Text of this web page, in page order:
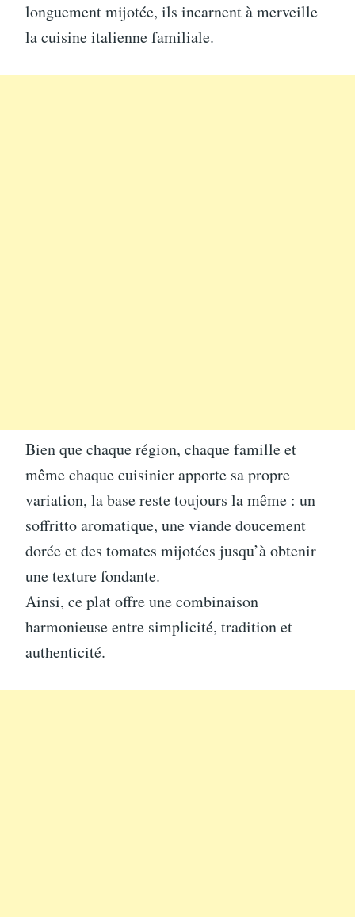
longuement mijotée, ils incarnent à merveille
la cuisine italienne familiale.
Bien que chaque région, chaque famille et
même chaque cuisinier apporte sa propre
variation, la base reste toujours la même : un
soffritto aromatique, une viande doucement
dorée et des tomates mijotées jusqu’à obtenir
une texture fondante.
Ainsi, ce plat offre une combinaison
harmonieuse entre simplicité, tradition et
authenticité.